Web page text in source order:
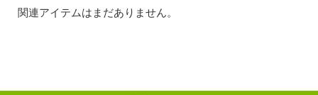
関連アイテムはまだありません。